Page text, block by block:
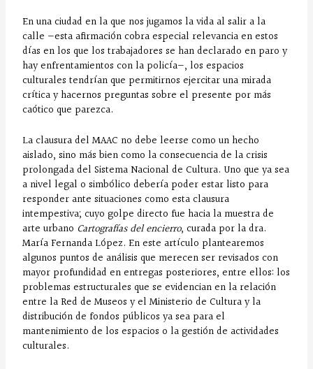
En una ciudad en la que nos jugamos la vida al salir a la
calle —esta afirmación cobra especial relevancia en estos
días en los que los trabajadores se han declarado en paro y
hay enfrentamientos con la policía—, los espacios
culturales tendrían que permitirnos ejercitar una mirada
crítica y hacernos preguntas sobre el presente por más
caótico que parezca.
La clausura del MAAC no debe leerse como un hecho
aislado, sino más bien como la consecuencia de la crisis
prolongada del Sistema Nacional de Cultura. Uno que ya sea
a nivel legal o simbólico debería poder estar listo para
responder ante situaciones como esta clausura
intempestiva; cuyo golpe directo fue hacia la muestra de
arte urbano Cartografías del encierro, curada por la dra.
María Fernanda López. En este artículo plantearemos
algunos puntos de análisis que merecen ser revisados con
mayor profundidad en entregas posteriores, entre ellos: los
problemas estructurales que se evidencian en la relación
entre la Red de Museos y el Ministerio de Cultura y la
distribución de fondos públicos ya sea para el
mantenimiento de los espacios o la gestión de actividades
culturales.